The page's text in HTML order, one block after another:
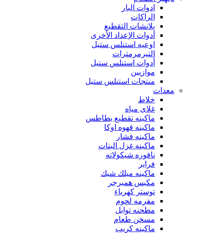
ادوات البار
الراكات
بلانشات التقطيع
أدوات الإعداد الأخرى
اوعيه استنلس ستيل
التيرمرمترات
أدوات استنلس ستيل
موازيين
منتجات استنلس ستيل
معدات
خلاط
غلاى مياه
ماكينه تقطيع بطاطس
ماكينه قهوه اوكا
ماكينه فشار
ماكينه غزل البنات
نافوره شيكولاته
فراير
ماكينه ميلك شيك
مكبس همبرجر
توستر كهرباء
مفرمه لحوم
مطحنه توابل
مسخن طعام
ماكينه كريب